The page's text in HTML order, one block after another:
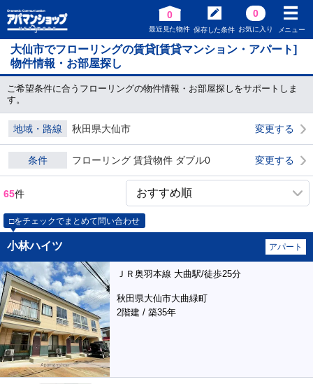
0
最近見た物件 保存した条件
0
お気に入り メニュー
大仙市でフローリングの賃貸[賃貸マンション・アパート]
物件情報・お部屋探し
ご希望条件に合うフローリングの物件情報・お部屋探しをサポートしま
す。
地域・路線 秋田県大仙市 変更する
条件 フローリング 賃貸物件 ダブル0 変更する
65件
□をチェックでまとめて問い合わせ
小林ハイツ アパート
ＪＲ奥羽本線 大曲駅/徒歩25分
秋田県大仙市大曲緑町
2階建 / 築35年